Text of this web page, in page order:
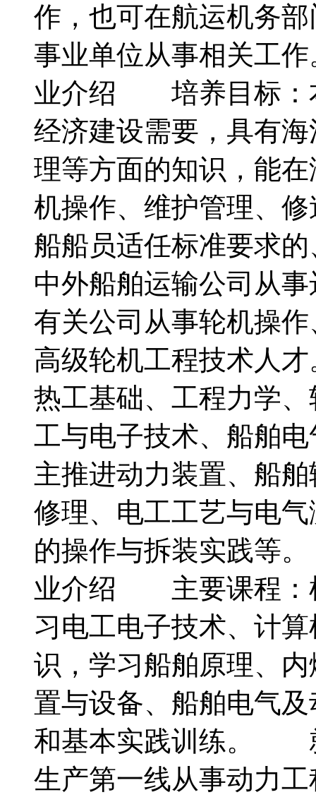
作，也可在航运机务
事业单位从事相关工
业介绍 培养目标：
经济建设需要，具有
理等方面的知识，能
机操作、维护管理、
船船员适任标准要求
中外船舶运输公司从
有关公司从事轮机操
高级轮机工程技术人
热工基础、工程力学
工与电子技术、船舶
主推进动力装置、船
修理、电工工艺与电
的操作与拆装实践等
业介绍 主要课程：
习电工电子技术、计
识，学习船舶原理、
置与设备、船舶电气
和基本实践训练。
生产第一线从事动力